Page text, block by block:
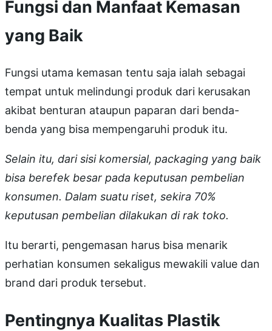
Fungsi dan Manfaat Kemasan
yang Baik
Fungsi utama kemasan tentu saja ialah sebagai
tempat untuk melindungi produk dari kerusakan
akibat benturan ataupun paparan dari benda-
benda yang bisa mempengaruhi produk itu.
Selain itu, dari sisi komersial, packaging yang baik
bisa berefek besar pada keputusan pembelian
konsumen. Dalam suatu riset, sekira 70%
keputusan pembelian dilakukan di rak toko.
Itu berarti, pengemasan harus bisa menarik
perhatian konsumen sekaligus mewakili value dan
brand dari produk tersebut.
Pentingnya Kualitas Plastik